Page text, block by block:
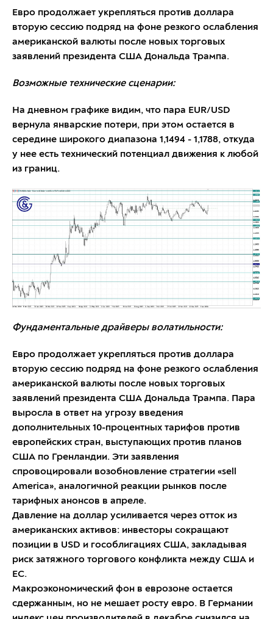
Евро продолжает укрепляться против доллара
вторую сессию подряд на фоне резкого ослабления
американской валюты после новых торговых
заявлений президента США Дональда Трампа.
Возможные технические сценарии:
На дневном графике видим, что пара EUR/USD
вернула январские потери, при этом остается в
середине широкого диапазона 1,1494 - 1,1788, откуда
у нее есть технический потенциал движения к любой
из границ.
Фундаментальные драйверы волатильности:
Евро продолжает укрепляться против доллара
вторую сессию подряд на фоне резкого ослабления
американской валюты после новых торговых
заявлений президента США Дональда Трампа. Пара
выросла в ответ на угрозу введения
дополнительных 10-процентных тарифов против
европейских стран, выступающих против планов
США по Гренландии. Эти заявления
спровоцировали возобновление стратегии «sell
America», аналогичной реакции рынков после
тарифных анонсов в апреле.
Давление на доллар усиливается через отток из
американских активов: инвесторы сокращают
позиции в USD и гособлигациях США, закладывая
риск затяжного торгового конфликта между США и
ЕС.
Макроэкономический фон в еврозоне остается
сдержанным, но не мешает росту евро. В Германии